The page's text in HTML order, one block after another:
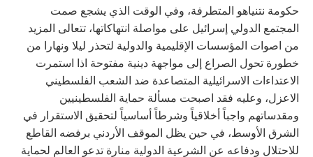
حكومة نتنياهو المتطرفة، وفي الوقت الذي يشجع صمت
المجتمع الدولي إسرائيل على مواصلة انتهاكاتها، تتعالى المزيد
من اصوات المؤسسات الإقليمية والدولية لتحذر ليلا ونهارا من
خطورة تحول الصراع إلى مواجهة دينية مفتوحة اذا استمرت
الاعتداءات الاسرائيلية المتصاعدة ضد الشعب الفلسطيني
الاعزل، وعليه فقد اصبحت مسألة حماية الفلسطينيين
ومقدساتهم واجباً أخلاقياً وشرطاً أساسياً لتحقيق الاستقرار في
الشرق الأوسط، في حين يظل الموقف الأردني برفضه القاطع
للاحتلال ودفاعه عن الشرعية الدولية منارة تدعو العالم لحماية